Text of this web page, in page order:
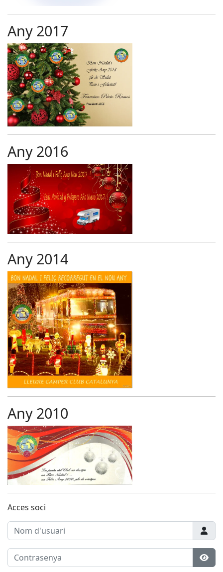
Any 2017
Any 2016
Any 2014
Any 2010
Acces soci
Nom d'usuari
Contrasenya